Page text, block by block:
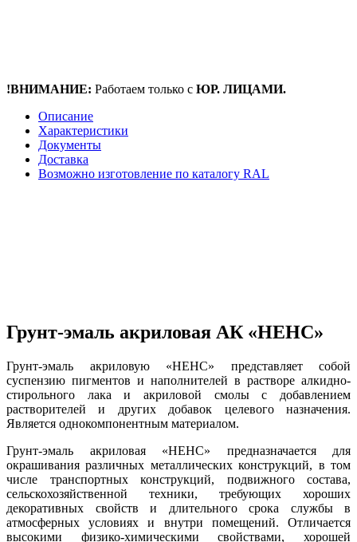
!ВНИМАНИЕ: Работаем только с ЮР. ЛИЦАМИ.
Описание
Характеристики
Документы
Доставка
Возможно изготовление по каталогу RAL
Грунт-эмаль акриловая АК «НЕНС»
Грунт-эмаль акриловую «НЕНС» представляет собой
суспензию пигментов и наполнителей в растворе алкидно-
стирольного лака и акриловой смолы с добавлением
растворителей и других добавок целевого назначения.
Является однокомпонентным материалом.
Грунт-эмаль акриловая «НЕНС» предназначается для
окрашивания различных металлических конструкций, в том
числе транспортных конструкций, подвижного состава,
сельскохозяйственной техники, требующих хороших
декоративных свойств и длительного срока службы в
атмосферных условиях и внутри помещений. Отличается
высокими физико-химическими свойствами, хорошей